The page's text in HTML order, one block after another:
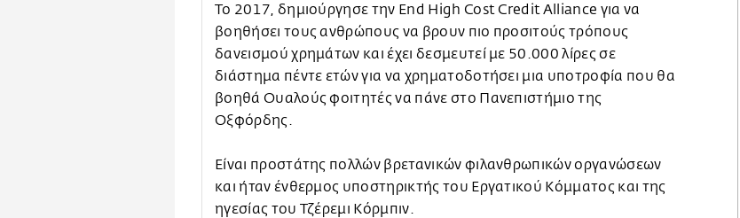
Το 2017, δημιούργησε την End High Cost Credit Alliance για να
βοηθήσει τους ανθρώπους να βρουν πιο προσιτούς τρόπους
δανεισμού χρημάτων και έχει δεσμευτεί με 50.000 λίρες σε
διάστημα πέντε ετών για να χρηματοδοτήσει μια υποτροφία που θα
βοηθά Ουαλούς φοιτητές να πάνε στο Πανεπιστήμιο της
Οξφόρδης.
Είναι προστάτης πολλών βρετανικών φιλανθρωπικών οργανώσεων
και ήταν ένθερμος υποστηρικτής του Εργατικού Κόμματος και της
ηγεσίας του Τζέρεμι Κόρμπιν.